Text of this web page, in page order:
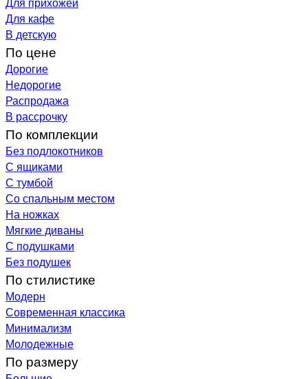
Для кафе
В детскую
По цене
Дорогие
Недорогие
Распродажа
В рассрочку
По комплекции
Без подлокотников
С ящиками
С тумбой
Со спальным местом
На ножках
Мягкие диваны
С подушками
Без подушек
По стилистике
Модерн
Современная классика
Минимализм
Молодежные
По размеру